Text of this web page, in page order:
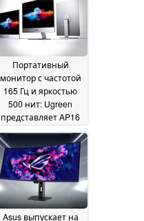
Портативный
монитор с частотой
165 Гц и яркостью
500 нит: Ugreen
представляет AP16
14 May 2026
Asus выпускает на